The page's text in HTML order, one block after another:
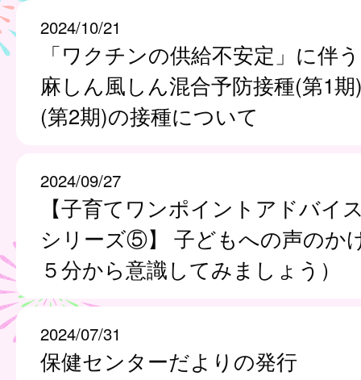
2024/10/21
「ワクチンの供給不安定」に伴
麻しん風しん混合予防接種(第1
(第2期)の接種について
2024/09/27
【子育てワンポイントアドバイ
シリーズ⑤】 子どもへの声のか
５分から意識してみましょう）
2024/07/31
保健センターだよりの発行